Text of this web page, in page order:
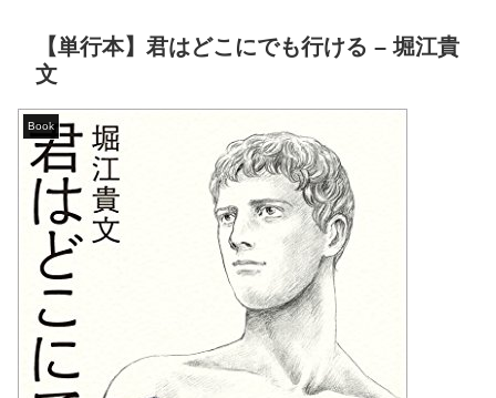
【単行本】君はどこにでも行ける – 堀江貴
文
Book